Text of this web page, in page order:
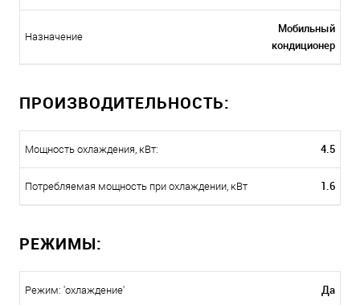
Назначение
Мобильный
кондиционер
ПРОИЗВОДИТЕЛЬНОСТЬ:
Мощность охлаждения, кВт: 4.5
Потребляемая мощность при охлаждении, кВт 1.6
РЕЖИМЫ:
Режим: 'охлаждение' Да